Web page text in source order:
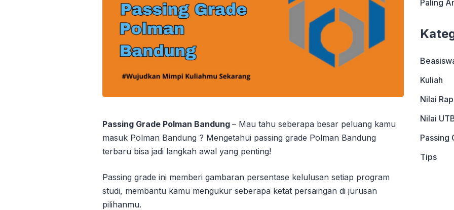
Passing Grade Polman Bandung – Mau tahu seberapa besar peluang kamu
masuk Polman Bandung ? Mengetahui passing grade Polman Bandung
terbaru bisa jadi langkah awal yang penting!
Passing grade ini memberi gambaran persentase kelulusan setiap program
studi, membantu kamu mengukur seberapa ketat persaingan di jurusan
pilihanmu.
Paling
Kuliah
Nilai
Nilai
Passing
Tips